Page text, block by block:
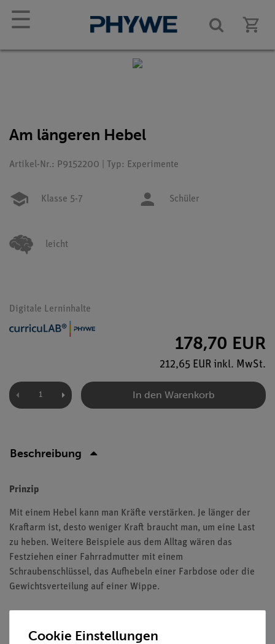
☰
Am längeren Hebel
Artikel-Nr.: P9152200 | Typ: Experimente
Klasse 5-7 Schüler
leicht
Digitale Lerninhalte
178,70 EUR
212,65 EUR inkl. MwSt.
In den Warenkorb
Beschreibung
Prinzip
Mit einem Hebel kann man Kräfte verstärken. Je länger der
Kraftarm ist, desto weniger Kraft braucht man, um eine Last
zu heben. Weitere Beispiele aus dem Alltag wären das
Festziehen einer Fahrradmutter mit einem
Schraubenschlüssel, das Aufhebeln einer Farbdose oder die
Gewichtsverteilung auf einer Wippe.
Cookie Einstellungen